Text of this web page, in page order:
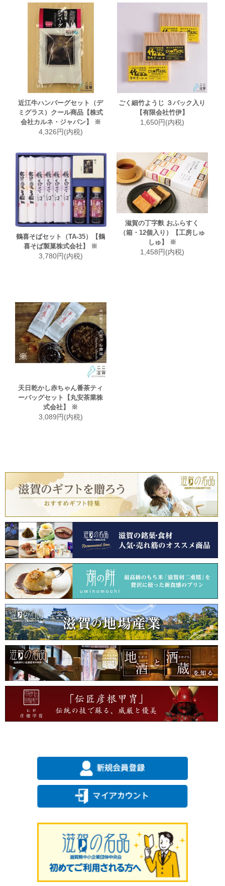
近江牛ハンバーグセット（デ
ミグラス）クール商品【株式
会社カルネ・ジャパン】 ※
4,326円(内税)
ごく細竹ようじ ３パック入り
【有限会社竹伊】
1,650円(内税)
鶴喜そばセット（TA-35）【鶴
喜そば製菓株式会社】 ※
3,780円(内税)
滋賀の丁字麩 おふらすく
（箱・12個入り）【工房しゅ
しゅ】 ※
1,458円(内税)
天日乾かし赤ちゃん番茶ティ
ーバッグセット【丸安茶業株
式会社】 ※
3,089円(内税)